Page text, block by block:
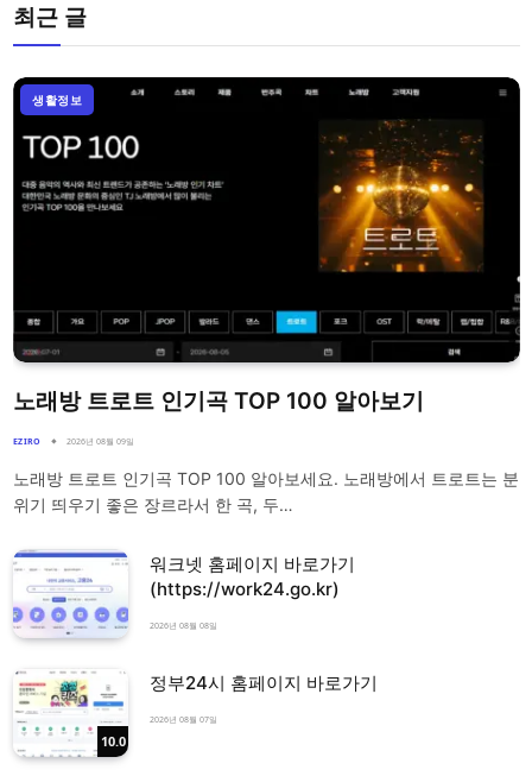
최근 글
생활정보
노래방 트로트 인기곡 TOP 100 알아보기
EZIRO 2026년 08월 09일
노래방 트로트 인기곡 TOP 100 알아보세요. 노래방에서 트로트는 분
위기 띄우기 좋은 장르라서 한 곡, 두…
워크넷 홈페이지 바로가기
(https://work24.go.kr)
2026년 08월 08일
10.0
정부24시 홈페이지 바로가기
2026년 08월 07일